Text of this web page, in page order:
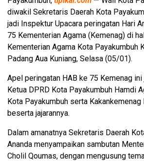
diwakil Sekretaris Daerah Kota
jadi Inspektur Upacara peringatan Hari
75 Kementerian Agama (Kemenag) di
Kementerian Agama Kota Payakumbuh
Padang Aua Kuniang, Selasa (05/01).
Apel peringatan HAB ke 75 Kemenag
Ketua DPRD Kota Payakumbuh Hamdi
Kota Payakumbuh serta Kakankemenag
beserta jajarannya.
Dalam amanatnya Sekretaris Daerah
Ananda menyampaikan sambutan
Cholil Qoumas, dengan mengusung